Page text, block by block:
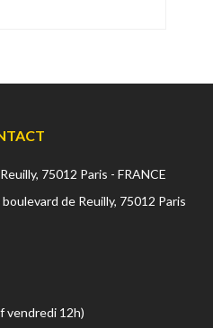
75012 Paris - FRANCE
de Reuilly, 75012 Paris
vendredi 12h)